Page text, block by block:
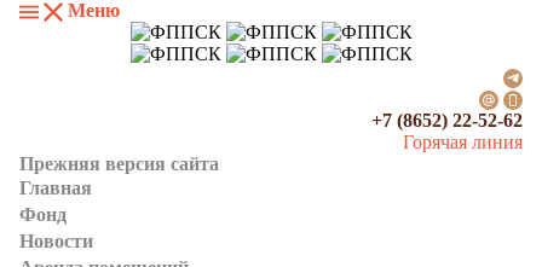
Меню
+7 (8652) 22-52-62
Горячая линия
Прежняя версия сайта
Главная
Фонд
Новости